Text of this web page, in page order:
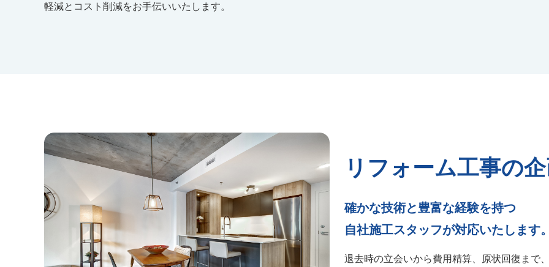
軽減とコスト削減をお手伝いいたします。
リフォーム工事の
確かな技術と豊富な経験を持つ
自社施工スタッフが対応いたします
退去時の立会いから費用精算、原状回復まで